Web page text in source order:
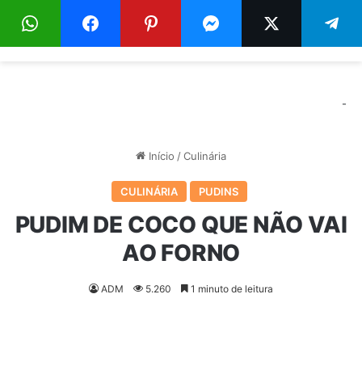
Menu
-
Início /Culinária
CULINÁRIA PUDINS
PUDIM DE COCO QUE NÃO VAI
AO FORNO
ADM 5.260 1 minuto de leitura